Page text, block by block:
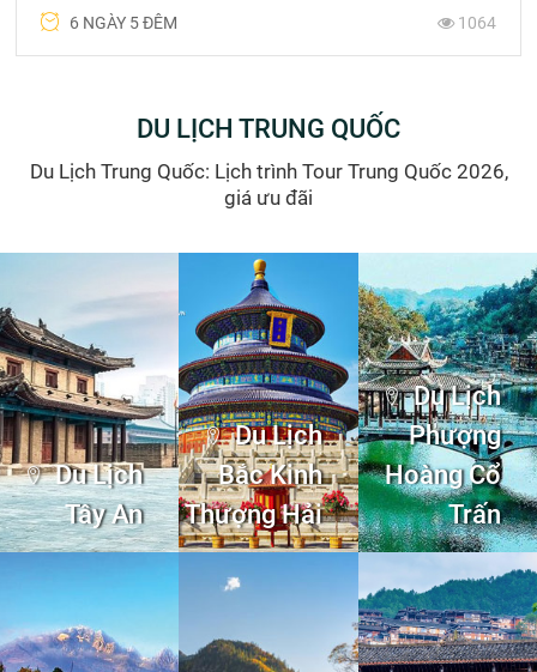
Du Lịch Mông Cổ
Du Lịch Châu Âu Du lịch Thái Lan
Du lịch Đài Loan Du lịch Lào